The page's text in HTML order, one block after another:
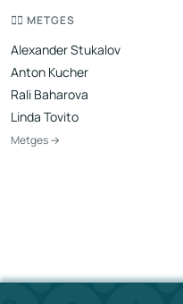
👨‍⚕️ METGES
Alexander Stukalov
Anton Kucher
Rali Baharova
Linda Tovito
Metges →